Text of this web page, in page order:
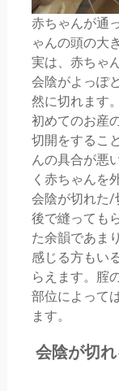
赤ちゃんが通
ゃんの頭の大
実は、赤ちゃ
会陰がよっぽ
然に切れます。
初めてのお産
切開をするこ
んの具合が悪
く赤ちゃんを
会陰が切れた/
後で縫っても
た余韻であま
感じる方もい
らえます。腟
部位によって
ます。
会陰が切